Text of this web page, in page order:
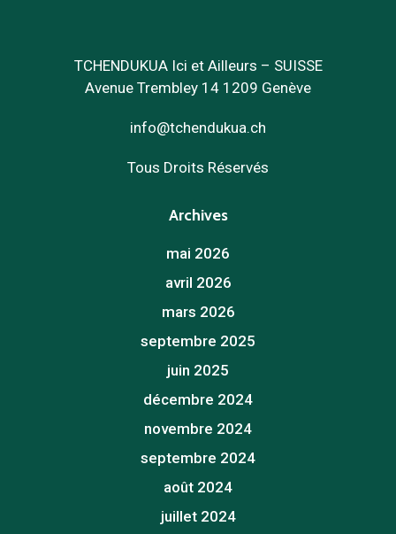
TCHENDUKUA Ici et Ailleurs – SUISSE
Avenue Trembley 14 1209 Genève
info@tchendukua.ch
Tous Droits Réservés
Archives
mai 2026
avril 2026
mars 2026
septembre 2025
juin 2025
décembre 2024
novembre 2024
septembre 2024
août 2024
juillet 2024